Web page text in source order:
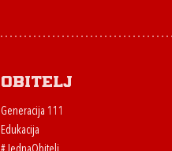
Obitelj
Generacija 111
Edukacija